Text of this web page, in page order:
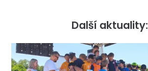
Další aktuality: